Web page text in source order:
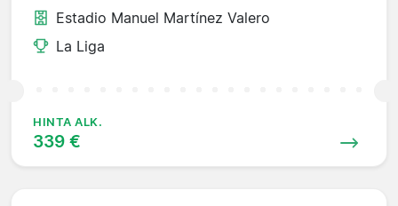
Estadio Manuel Martínez Valero
La Liga
HINTA ALK.
339 €